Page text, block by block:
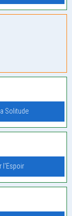
Solitude
l'Espoir